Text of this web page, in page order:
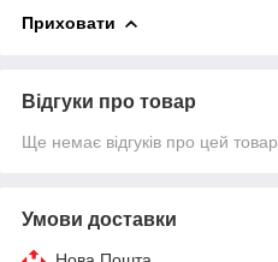
Приховати
Відгуки про товар
Ще немає відгуків про цей товар
Умови доставки